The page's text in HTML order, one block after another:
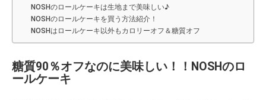
NOSHのロールケーキは生地まで美味しい♪
NOSHのロールケーキを買う方法紹介！
NOSHはロールケーキ以外もカロリーオフ＆糖質オフ
糖質90％オフなのに美味しい！！NOSHのロ
ールケーキ